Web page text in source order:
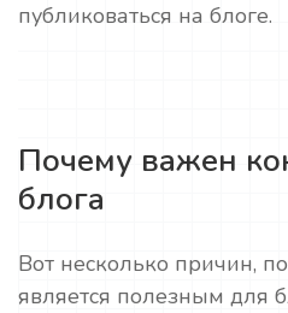
публиковаться на блоге.
Почему важен
блога
Вот несколько причин,
является полезным для